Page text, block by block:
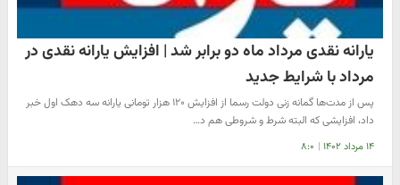
یارانه نقدی مرداد ماه دو برابر شد | افزایش یارانه نقدی در
مرداد با شرایط جدید
پس از مدت‌ها گمانه زنی دولت رسما از افزایش ۱۲۰ هزار تومانی یارانه سه دهک اول خبر
داد، افزایشی که البته شرط و شروطی هم د…
۱۴ مرداد ۱۴۰۲ | ۸:۰